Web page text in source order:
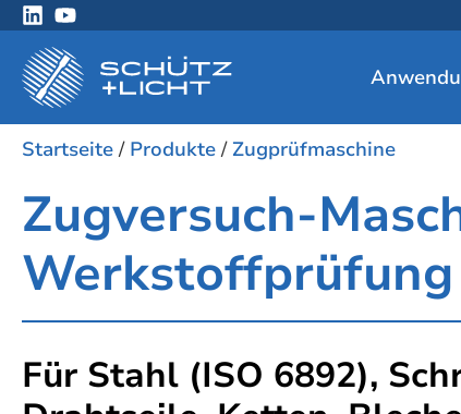
Startseite/ Produkte/ Zugprüfmaschine
Zugversuch-
Werkstoffprüfung
Für Stahl (ISO 6892),